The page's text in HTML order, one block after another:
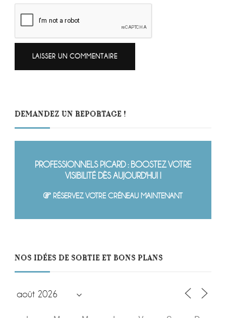
DEMANDEZ UN REPORTAGE !
PROFESSIONNELS PICARD : BOOSTEZ VOTRE
VISIBILITÉ DÈS AUJOURD'HUI !
RÉSERVEZ VOTRE CRÉNEAU MAINTENANT
NOS IDÉES DE SORTIE ET BONS PLANS